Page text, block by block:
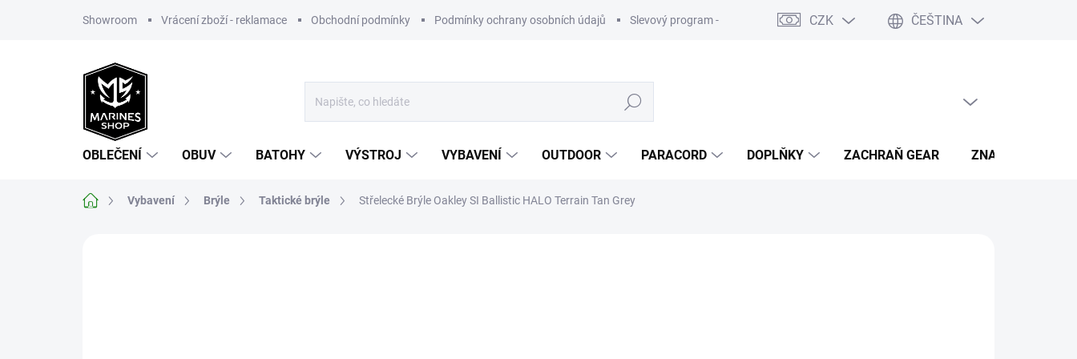
Showroom Vrácení zboží - reklamace Obchodní podmínky Podmínky ochrany osobních údajů Slevový program - výhody CZK ČEŠTINA
Hledat
OBLEČENÍ OBUV BATOHY VÝSTROJ VYBAVENÍ OUTDOOR PARACORD DOPLŇKY ZACHRAŇ GEAR ZNAČKY
Domů Vybavení Brýle Taktické brýle Střelecké Brýle Oakley SI Ballistic HALO Terrain Tan Grey